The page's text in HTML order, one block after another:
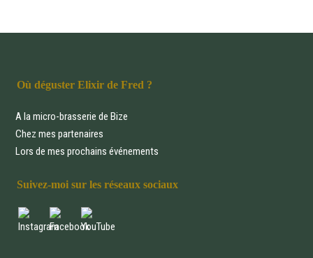
Où déguster Elixir de Fred ?
A la micro-brasserie de Bize
Chez mes partenaires
Lors de mes prochains événements
Suivez-moi sur les réseaux sociaux